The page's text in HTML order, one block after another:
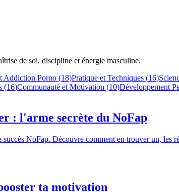
de soi, discipline et énergie masculine.
Addiction Porno (18)Pratique et Techniques (16)
(16)Communauté et Motivation (10)Développement
: l'arme secrète du NoFap
NoFap. Découvre comment en trouver un, les
ta motivation